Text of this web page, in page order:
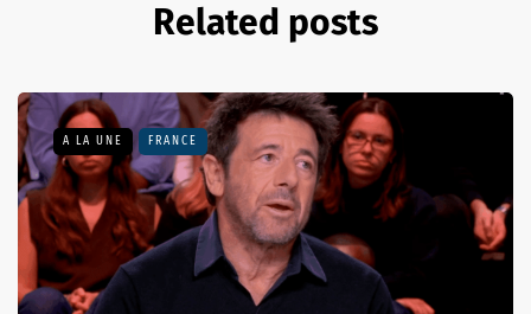
Related posts
A LA UNE FRANCE